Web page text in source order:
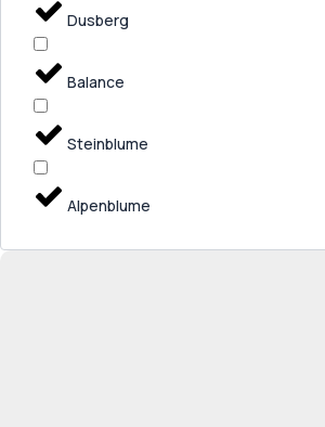
Dusberg
Balance
Steinblume
Alpenblume